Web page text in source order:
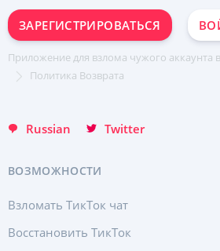
ЗАРЕГИСТРИРОВАТЬСЯ
Приложение для взлома чужого аккаунта
Политика Возврата
Russian
ЗАРЕГИСТРИРУЙТЕСЬ МГНОВЕННО
Twitter
ВОЗМОЖНОСТИ
Взломать ТикТок чат
Восстановить ТикТок